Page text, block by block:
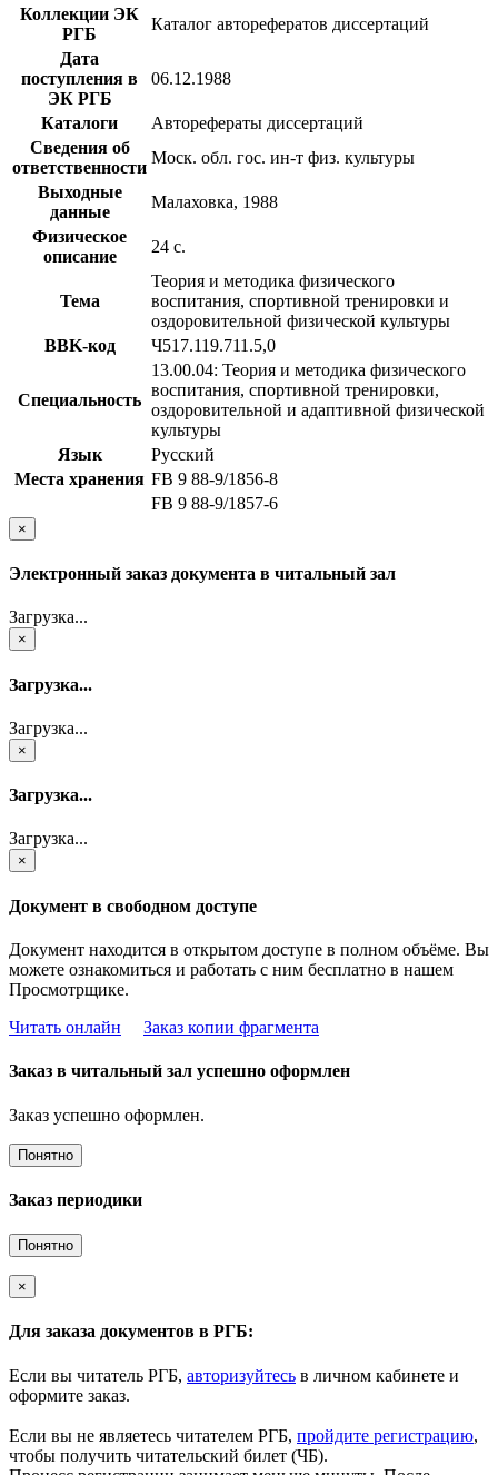
Коллекции ЭК
РГБ
Каталог авторефератов диссертаций
Дата
поступления в
ЭК РГБ
06.12.1988
Каталоги
Авторефераты диссертаций
Сведения об
ответственности
Моск. обл. гос. ин-т физ. культуры
Выходные
данные
Малаховка, 1988
Физическое
описание
24 с.
Тема
Теория и методика физического
воспитания, спортивной тренировки и
оздоровительной физической культуры
BBK-код
Ч517.119.711.5,0
Специальность
13.00.04: Теория и методика физического
воспитания, спортивной тренировки,
оздоровительной и адаптивной физической
культуры
Язык
Русский
Места хранения FB 9 88-9/1856-8
FB 9 88-9/1857-6
×
Электронный заказ документа в читальный зал
Загрузка...
×
Загрузка...
Загрузка...
×
Загрузка...
Загрузка...
×
Документ в свободном доступе
Документ находится в открытом доступе в полном объёме. Вы
можете ознакомиться и работать с ним бесплатно в нашем
Просмотрщике.
Читать онлайн
Заказ копии фрагмента
Заказ в читальный зал успешно оформлен
Заказ успешно оформлен.
Понятно
Заказ периодики
Понятно
×
Для заказа документов в РГБ:
Если вы читатель РГБ, авторизуйтесь в личном кабинете и
оформите заказ.
Если вы не являетесь читателем РГБ, пройдите регистрацию,
чтобы получить читательский билет (ЧБ).